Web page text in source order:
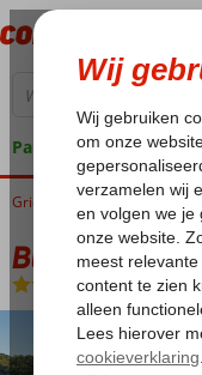
Pakketgarantie
Home
Griekenland Samos Kokkari
Blue Sea
Logies-Hotel